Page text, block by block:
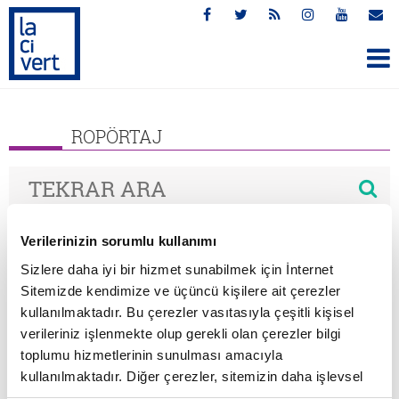
Verilerinizin sorumlu kullanımı
Sizlere daha iyi bir hizmet sunabilmek için İnternet
Sitemizde kendimize ve üçüncü kişilere ait çerezler
kullanılmaktadır. Bu çerezler vasıtasıyla çeşitli kişisel
verileriniz işlenmekte olup gerekli olan çerezler bilgi
toplumu hizmetlerinin sunulması amacıyla
kullanılmaktadır. Diğer çerezler, sitemizin daha işlevsel
ROPÖRTAJ
DETAYLI ARAMA
ARAMA TÜRÜ
Tümü (203)